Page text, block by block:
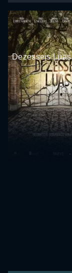
Dezesseis Luas